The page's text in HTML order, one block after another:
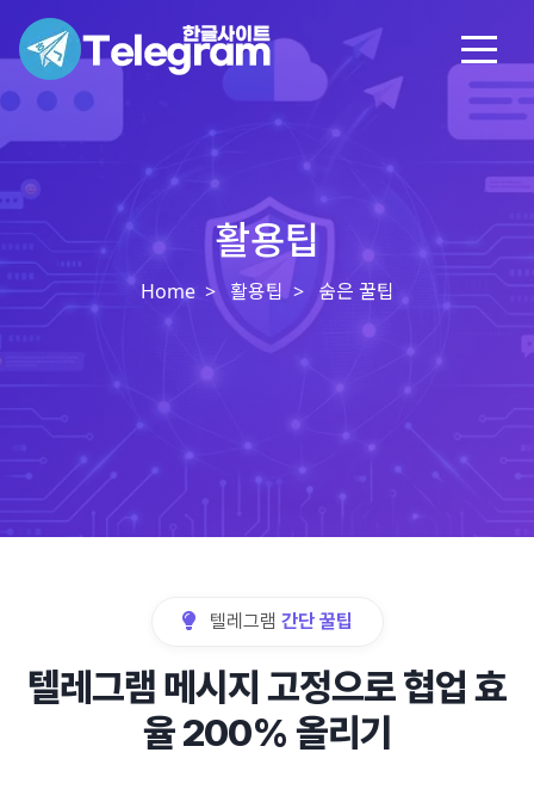
활용팁
Home 활용팁 숨은 꿀팁
텔레그램 간단 꿀팁
텔레그램 메시지 고정으로 협업 효
율 200% 올리기